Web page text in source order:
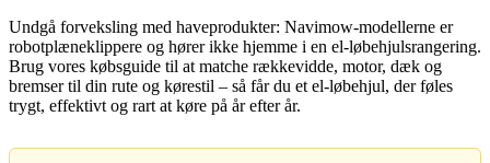
Undgå forveksling med haveprodukter: Navimow-modellerne er
robotplæneklippere og hører ikke hjemme i en el-løbehjulsrangering.
Brug vores købsguide til at matche rækkevidde, motor, dæk og
bremser til din rute og kørestil – så får du et el-løbehjul, der føles
trygt, effektivt og rart at køre på år efter år.